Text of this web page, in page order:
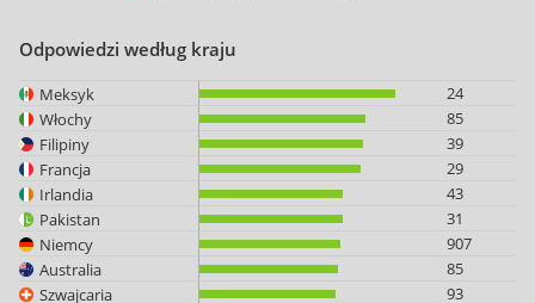
Odpowiedzi według kraju
Meksyk
24
Włochy
85
Filipiny
39
Francja
29
Irlandia
43
Pakistan
31
Niemcy
907
Australia
85
Szwajcaria
93